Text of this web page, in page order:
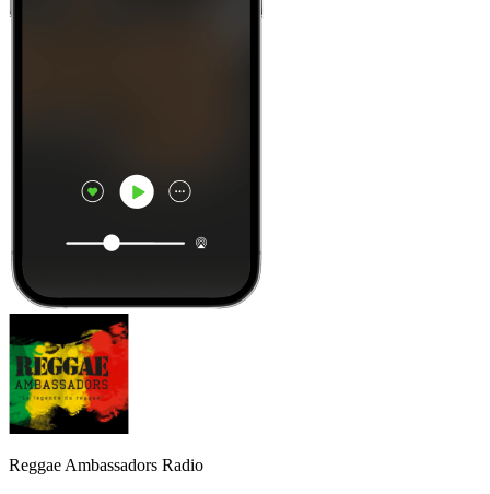
Reggae Ambassadors Radio